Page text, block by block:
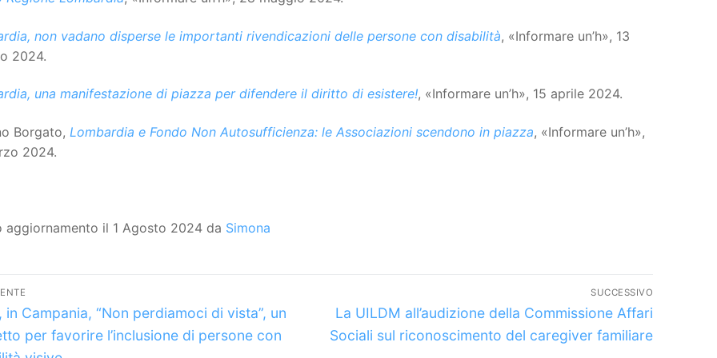
non vadano disperse le importanti rivendicazioni delle persone con disabilità, «Informare un’h», 13
2024.
una manifestazione di piazza per difendere il diritto di esistere!, «Informare un’h», 15 aprile 2024.
Borgato, Lombardia e Fondo Non Autosufficienza: le Associazioni scendono in piazza, «Informare un’h»,
2024.
aggiornamento il 1 Agosto 2024 da Simona
in Campania, “Non perdiamoci di vista”, un
per favorire l’inclusione di persone con
SUCCESSIVO
Articolo
successivo:
La UILDM all’audizione della Commissione Affari
Sociali sul riconoscimento del caregiver familiare